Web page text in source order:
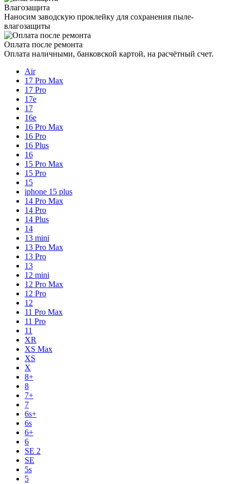
Влагозащита
Наносим заводскую проклейку для сохранения пыле-
влагозащиты
Оплата после ремонта
Оплата наличными, банковской картой, на расчётный счет.
Air
17 Pro Max
17 Pro
17e
17
16e
16 Pro Max
16 Pro
16 Plus
16
15 Pro Max
15 Pro
15
iphone 15 plus
14 Pro Max
14 Pro
14 Plus
14
13 mini
13 Pro Max
13 Pro
13
12 mini
12 Pro Max
12 Pro
12
11 Pro Max
11 Pro
11
XR
XS Max
XS
X
8+
8
7+
7
6s+
6s
6+
6
SE 2
SE
5s
5